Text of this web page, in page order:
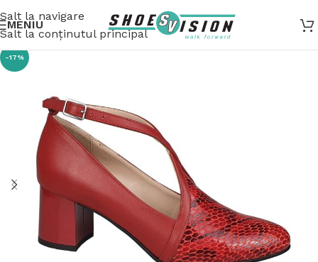
Salt la navigare
Salt la conținutul principal
MENIU
-17%